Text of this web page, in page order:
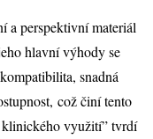
a perspektivní materiál
hlavní výhody se
snadná
což činí tento
využití” tvrdí